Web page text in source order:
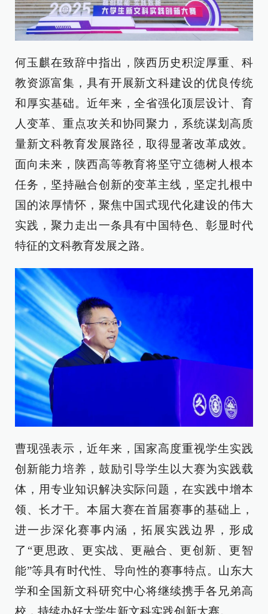
何玉麒在致辞中指出，陕西历史积淀厚重、科
教资源富集，具有开展新文科建设的优良传统
和厚实基础。近年来，全省强化顶层设计、育
人变革、重点攻关和协同聚力，系统谋划高质
量新文科教育发展路径，取得显著改革成效。
面向未来，陕西高等教育将坚守立德树人根本
任务，坚持融合创新的变革主线，坚定扎根中
国的浓厚情怀，聚焦中国式现代化建设的伟大
实践，聚力走出一条具有中国特色、彰显时代
特征的文科教育发展之路。
曹现强表示，近年来，国家高度重视学生实践
创新能力培养，鼓励引导学生以大赛为实践载
体，用专业知识解决实际问题，在实践中增本
领、长才干。本届大赛在首届赛事的基础上，
进一步深化赛事内涵，拓展实践边界，形成
了“更思政、更实战、更融合、更创新、更智
能”等具有时代性、导向性的赛事特点。山东大
学和全国新文科研究中心将继续携手各兄弟高